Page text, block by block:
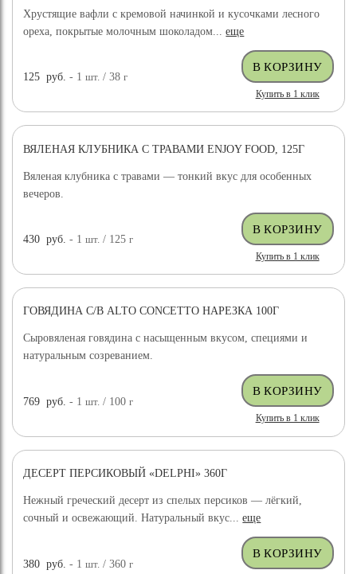
Хрустящие вафли с кремовой начинкой и кусочками лесного
ореха, покрытые молочным шоколадом...еще
125 руб. - 1шт. / 38г
Купить в 1 клик
ВЯЛЕНАЯ КЛУБНИКА С ТРАВАМИ ENJOY FOOD, 125Г
Вяленая клубника с травами — тонкий вкус для особенных
вечеров.
430 руб. - 1шт. / 125г
Купить в 1 клик
ГОВЯДИНА С/В ALTO CONCETTO НАРЕЗКА 100Г
Сыровяленая говядина с насыщенным вкусом, специями и
натуральным созреванием.
769 руб. - 1шт. / 100г
Купить в 1 клик
НОВИНКА
ДЕСЕРТ ПЕРСИКОВЫЙ «DELPHI» 360Г
Нежный греческий десерт из спелых персиков — лёгкий,
сочный и освежающий. Натуральный вкус...еще
380 руб. - 1шт. / 360г